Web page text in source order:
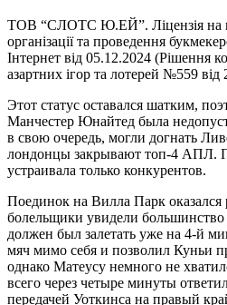
ТОВ “СЛОТС Ю.ЕЙ”. Ліцензія на
організації та проведення
Інтернет від 05.12.2024 (Рішення
азартних ігор та лотерей №559 від
Этот статус оставался шатким,
Манчестер Юнайтед была
в свою очередь, могли догнать
лондонцы закрывают топ-4 АПЛ.
устраивала только конкурентов.
Поединок на Вилла Парк
болельщики увидели
должен был залетать уже на 4-й
мяч мимо себя и позволил Куньи
однако Матеусу немного не
всего через четыре минуты
передачей Уоткинса на правый